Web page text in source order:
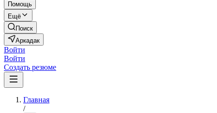
Помощь
Ещё
Поиск
Аркадак
Войти
Войти
Создать резюме
Главная
/